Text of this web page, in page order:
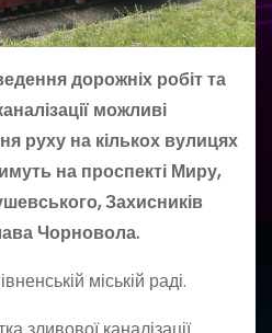
дорожніх робіт та
можливі
руху на кількох вулицях
на проспекті Миру,
Захисників
Чорновола.
міській раді.